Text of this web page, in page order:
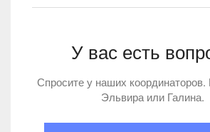
У вас есть
Спросите у наших координаторов.
Эльвира или Галина.